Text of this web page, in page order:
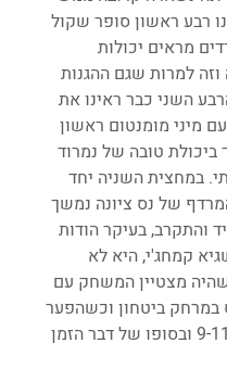
רבע ראשון סופר שקול
מראים יכולות
וזה למרות שגם ההגנות
השני כבר ראינו את
מיני מומנטום ראשון
טובה של נמרוד
במחצית השניה יחד
של נס ציונה נמשך
והתקרב, בעיקר הודות
קמחג'י, היא לא
שהיה מצטיין המשחק עם
במרחק ביטחון וכשהפער
קופץ עוד כמה פעמים לאזור ה-9-11 ובסופו של דבר הזמן